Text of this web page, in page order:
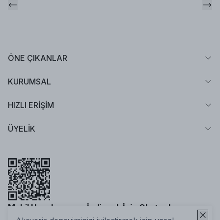
ÖNE ÇIKANLAR
KURUMSAL
HIZLI ERİŞİM
ÜYELİK
Mobil Uygulamamızı İndirmek İçin Okutun!